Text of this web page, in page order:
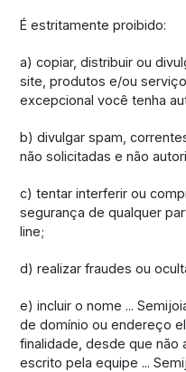
É estritamente proibido:
a) copiar, distribuir ou
site, produtos e/ou
excepcional você tenha
b) divulgar spam,
não solicitadas e não
c) tentar interferir ou
segurança de qualquer
line;
d) realizar fraudes ou
e) incluir o nome ...
de domínio ou endereço
finalidade, desde que não
escrito pela equipe ...